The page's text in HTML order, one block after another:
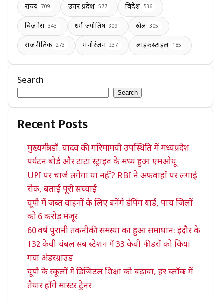
राज्य 709 उत्तर प्रदेश 577 विदेश 536
बिज़नेस 343 धर्म ज्योतिष 309 खेल 305
राजनीतिक 273 मनोरंजन 237 लाइफस्टाइल 185
Search
Search
Recent Posts
मुख्यमंत्री डॉ. यादव की गरिमामयी उपस्थिति में मध्यप्रदेश
पर्यटन बोर्ड और टाटा स्ट्राइव के मध्य हुआ एमओयू
UPI पर चार्ज लगेगा या नहीं? RBI ने अफवाहों पर लगाई
रोक, बताई पूरी सच्चाई
यूपी में जब्त वाहनों के लिए बनेंगे डंपिंग यार्ड, पांच जिलों
को 6 करोड़ मंजूर
60 वर्ष पुरानी तकनीकी समस्या का हुआ समाधान: इंदौर के
132 केवी चंबल सब स्टेशन में 33 केवी फीडरों को किया
गया अंडरग्राउंड
यूपी के स्कूलों में डिजिटल शिक्षा को बढ़ावा, हर ब्लॉक में
तैयार होंगे मास्टर ट्रेनर